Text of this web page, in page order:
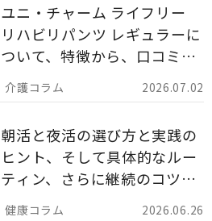
2026.07.02
ユニ・チャーム ライフリー
リハビリパンツ レギュラーに
ついて、特徴から、口コミ、
災害備蓄としての活用法まで
分かりやすく解説します。
2026.06.26
朝活と夜活の選び方と実践の
ヒント、そして具体的なルー
ティン、さらに継続のコツま
でを詳しくご紹介します。